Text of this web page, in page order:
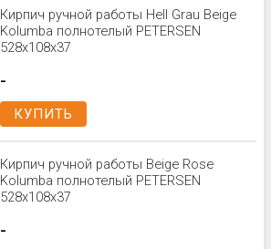
Кирпич ручной работы Hell Grau Beige
Kolumba полнотелый PETERSEN
528x108x37
-
КУПИТЬ
Кирпич ручной работы Beige Rose
Kolumba полнотелый PETERSEN
528x108x37
-